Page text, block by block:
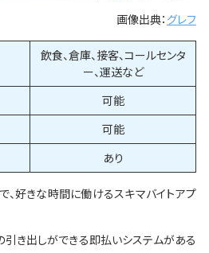
画像出典： グレフ
飲食、倉庫、接客、コールセンタ
ー、運送など
可能
可能
あり
、好きな時間に働けるスキマバイトアプ
き出しができる即払いシステムがある